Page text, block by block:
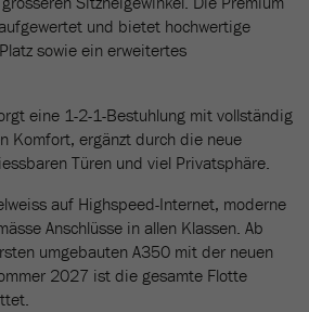
und bietet hochwertige
sowie ein erweitertes
eine 1-2-1-Bestuhlung mit vollständig
Komfort, ergänzt durch die neue
Türen und viel Privatsphäre.
auf Highspeed-Internet, moderne
Anschlüsse in allen Klassen. Ab
umgebauten A350 mit der neuen
2027 ist die gesamte Flotte